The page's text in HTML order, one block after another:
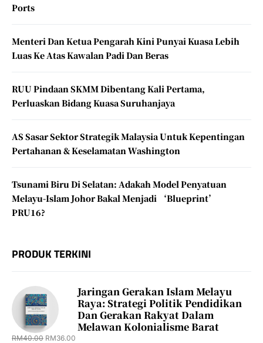
Ports
Menteri Dan Ketua Pengarah Kini Punyai Kuasa Lebih
Luas Ke Atas Kawalan Padi Dan Beras
RUU Pindaan SKMM Dibentang Kali Pertama,
Perluaskan Bidang Kuasa Suruhanjaya
AS Sasar Sektor Strategik Malaysia Untuk Kepentingan
Pertahanan & Keselamatan Washington
Tsunami Biru Di Selatan: Adakah Model Penyatuan
Melayu-Islam Johor Bakal Menjadi ‘Blueprint’
PRU16?
PRODUK TERKINI
Jaringan Gerakan Islam Melayu
Raya: Strategi Politik Pendidikan
Dan Gerakan Rakyat Dalam
Melawan Kolonialisme Barat
RM40.00 RM36.00